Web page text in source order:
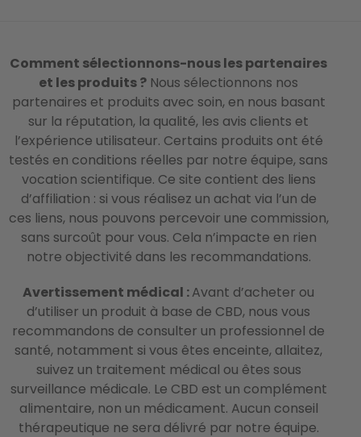
Comment sélectionnons-nous les partenaires
et les produits ? Nous sélectionnons nos
partenaires et produits avec soin, en nous basant
sur la réputation, la qualité, les avis clients et
l’expérience utilisateur. Certains produits ont été
testés en conditions réelles par notre équipe, sans
vocation scientifique. Ce site contient des liens
d’affiliation : si vous réalisez un achat via l’un de
ces liens, nous pouvons percevoir une commission,
sans surcoût pour vous. Cela n’impacte en rien
notre objectivité dans les recommandations.
Avertissement médical :Avant d’acheter ou
d’utiliser un produit à base de CBD, nous vous
recommandons de consulter un professionnel de
santé, notamment si vous êtes enceinte, allaitez,
suivez un traitement médical ou êtes sous
surveillance médicale. Le CBD est un complément
alimentaire, non un médicament. Aucun conseil
thérapeutique ne sera délivré par notre équipe.